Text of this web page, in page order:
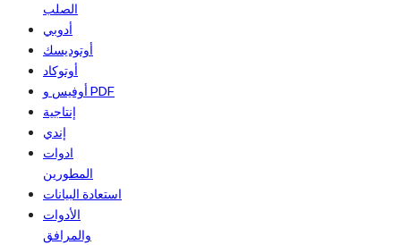
الصلب
أدوبي
أوتوديسك
أوتوكاد
أوفيس و PDF
إنتاجية
إندي
ادوات
المطورين
استعادة البيانات
الأدوات
والمرافق